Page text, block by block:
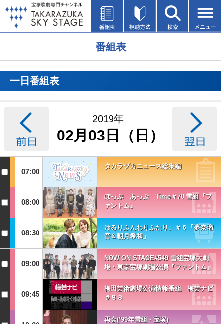
番組表
一日番組表
2019年
02月03日（日）
07:00
タカラヅカニュース総集編
08:00
ぽっぷ あっぷ Time＃70 雪組『フ
ァントム』
08:30
ゆるりふんわりふたり。＃５「夢奈瑠
音＆朝月希和」
09:00
NOW ON STAGE#549 雪組宝塚大劇
場・東京宝塚劇場公演『ファントム』
09:45
梅田芸術劇場公演情報番組 梅芸ナビ
＃８８
再会(’99年雪組・宝塚)